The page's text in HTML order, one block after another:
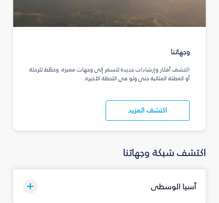
وجهاتنا
اكتشف أفكار وإرشادات جديدة للسفر إلى وجهات مميزة، وخطّط للرحلة
أو العطلة المثالية حتى ولو في اللحظة الأخيرة.
اكتشف المزيد
اكتشف شبكة وجهاتنا
آسيا الوسطى